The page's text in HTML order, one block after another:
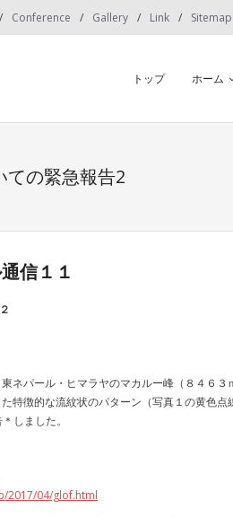
Conference Gallery Link Sitemap
トップ ホーム
ての緊急報告2
信１１
ネパール・ヒマラヤのマカルー峰（８４６
特徴的な流紋状のパターン（写真１の黄色
しました。
2017/04/glof.html